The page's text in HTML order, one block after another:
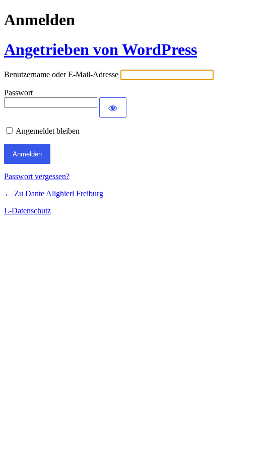
Anmelden
Angetrieben von WordPress
Benutzername oder E-Mail-Adresse
Passwort
Angemeldet bleiben
Passwort vergessen?
← Zu Dante Alighieri Freiburg
L-Datenschutz